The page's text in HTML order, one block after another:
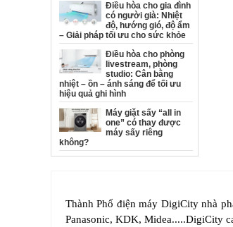
Điều hòa cho gia đình
có người già: Nhiệt
độ, hướng gió, độ ẩm
– Giải pháp tối ưu cho sức khỏe
Điều hòa cho phòng
livestream, phòng
studio: Cân bằng
nhiệt – ồn – ánh sáng để tối ưu
hiệu quả ghi hình
Máy giặt sấy “all in
one” có thay được
máy sấy riêng
không?
Thành Phố điện máy DigiCity nhà
Panasonic, KDK, Midea.....DigiCity